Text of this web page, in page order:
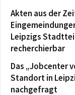
Akten aus der
Leipzigs
recherchierbar
Das „Jobcenter
Standort in
nachgefragt